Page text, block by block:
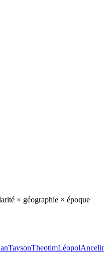
× géographie × époque
TaysonTheotimLéopol